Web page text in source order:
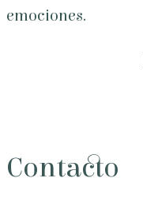
emociones.
Contacto